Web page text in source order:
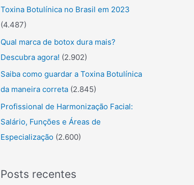
Toxina Botulínica no Brasil em 2023
(4.487)
Qual marca de botox dura mais?
Descubra agora! (2.902)
Saiba como guardar a Toxina Botulínica
da maneira correta (2.845)
Profissional de Harmonização Facial:
Salário, Funções e Áreas de
Especialização (2.600)
Posts recentes